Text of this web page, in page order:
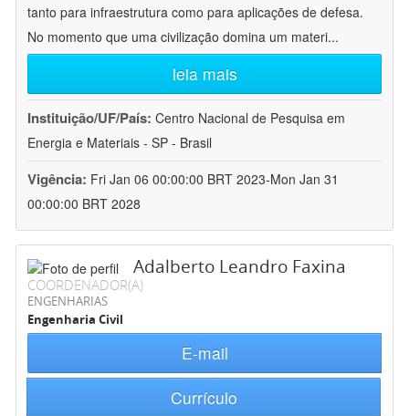
tanto para infraestrutura como para aplicações de defesa.
No momento que uma civilização domina um materi...
leia mais
Instituição/UF/País: Centro Nacional de Pesquisa em
Energia e Materiais - SP - Brasil
Vigência: Fri Jan 06 00:00:00 BRT 2023-Mon Jan 31
00:00:00 BRT 2028
Adalberto Leandro Faxina
COORDENADOR(A)
ENGENHARIAS
Engenharia Civil
E-mail
Currículo